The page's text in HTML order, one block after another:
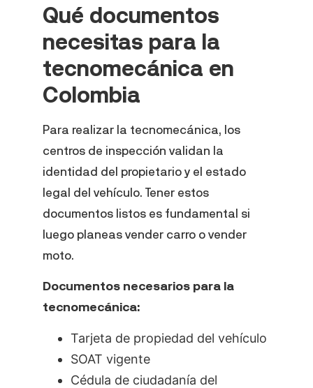
Qué documentos
necesitas para la
tecnomecánica en
Colombia
Para realizar la tecnomecánica, los
centros de inspección validan la
identidad del propietario y el estado
legal del vehículo. Tener estos
documentos listos es fundamental si
luego planeas vender carro o vender
moto.
Documentos necesarios para la
tecnomecánica:
Tarjeta de propiedad del vehículo
SOAT vigente
Cédula de ciudadanía del